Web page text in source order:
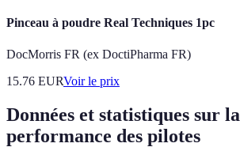
Pinceau à poudre Real Techniques 1pc
DocMorris FR (ex DoctiPharma FR)
15.76 EURVoir le prix
Données et statistiques sur la
performance des pilotes